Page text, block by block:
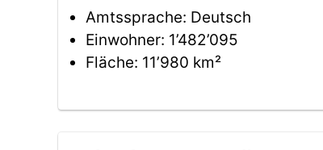
Amtssprache: Deutsch
Einwohner: 1’482’095
Fläche: 11’980 km²